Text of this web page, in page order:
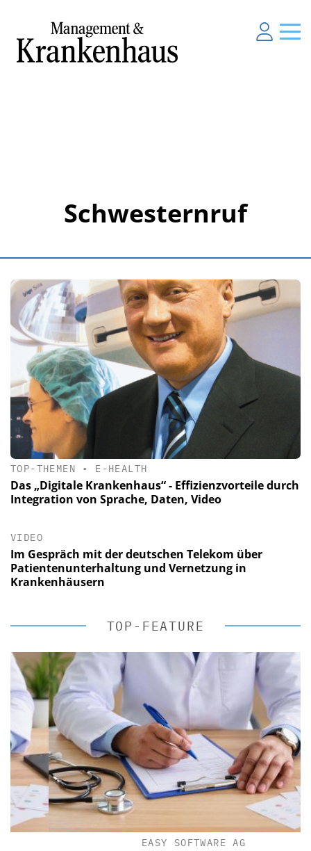
Schwesternruf
TOP-THEMEN • E-HEALTH
Das „Digitale Krankenhaus“ - Effizienzvorteile durch
Integration von Sprache, Daten, Video
VIDEO
Im Gespräch mit der deutschen Telekom über
Patientenunterhaltung und Vernetzung in
Krankenhäusern
TOP-FEATURE
EASY SOFTWARE AG